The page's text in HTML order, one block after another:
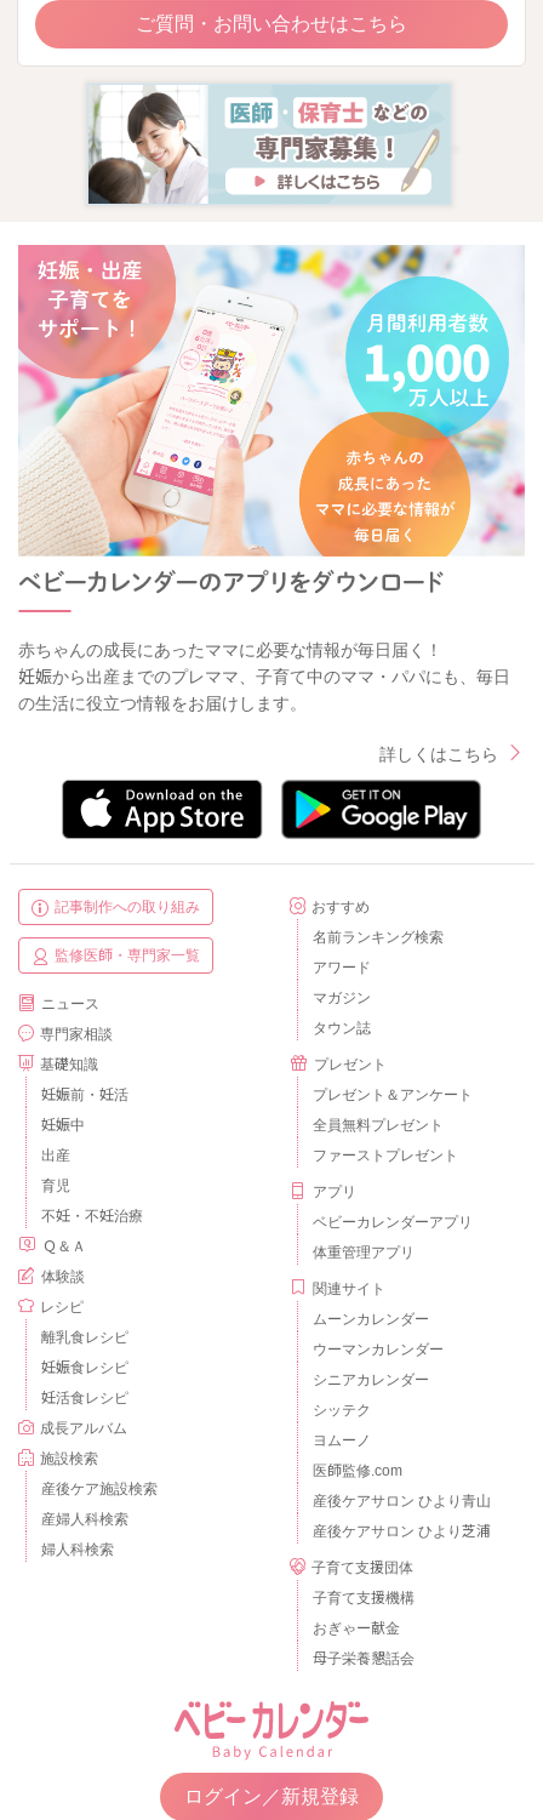
ご質問・お問い合わせはこちら
赤ちゃんの成長にあったママに必要な情報が毎日届く！
妊娠から出産までのプレママ、子育て中のママ・パパにも、毎日
の生活に役立つ情報をお届けします。
詳しくはこちら
記事制作への取り組み
監修医師・専門家一覧
ニュース
専門家相談
基礎知識
妊娠前・妊活
妊娠中
出産
育児
不妊・不妊治療
Ｑ＆Ａ
体験談
レシピ
離乳食レシピ
妊娠食レシピ
妊活食レシピ
成長アルバム
施設検索
産後ケア施設検索
産婦人科検索
婦人科検索
おすすめ
名前ランキング検索
アワード
マガジン
タウン誌
プレゼント
プレゼント＆アンケート
全員無料プレゼント
ファーストプレゼント
アプリ
ベビーカレンダーアプリ
体重管理アプリ
関連サイト
ムーンカレンダー
ウーマンカレンダー
シニアカレンダー
シッテク
ヨムーノ
医師監修.com
産後ケアサロン ひより青山
産後ケアサロン ひより芝浦
子育て支援団体
子育て支援機構
おぎゃー献金
母子栄養懇話会
ログイン／新規登録